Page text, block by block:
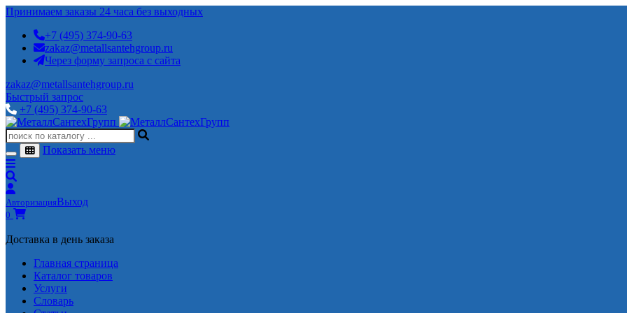
Принимаем заказы 24 часа без выходных
+7 (495) 374-90-63
zakaz@metallsantehgroup.ru
Через форму запроса с сайта
zakaz@metallsantehgroup.ru
Быстрый запрос
+7 (495) 374-90-63
Показать меню
АвторизацияВыход
0
Доставка в день заказа
Главная страница
Каталог товаров
Услуги
Словарь